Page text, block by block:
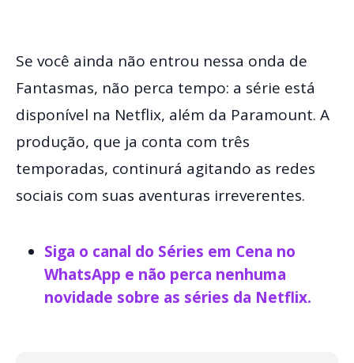
Se você ainda não entrou nessa onda de
Fantasmas, não perca tempo: a série está
disponível na Netflix, além da Paramount. A
produção, que ja conta com três
temporadas, continurá agitando as redes
sociais com suas aventuras irreverentes.
Siga o canal do Séries em Cena no
WhatsApp e não perca nenhuma
novidade sobre as séries da Netflix.